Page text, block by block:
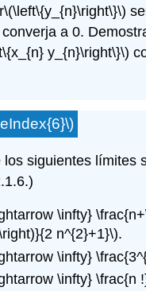
\(\left\{y_{n}\right\}\)
a 0.
y_{n}\right\}\)
los siguientes límites
\infty}
n^{2}+1}\).
\infty}
\infty} \frac{n